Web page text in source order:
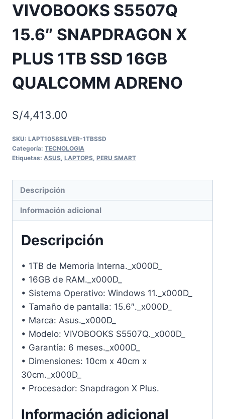
VIVOBOOKS S5507Q
15.6″ SNAPDRAGON X
PLUS 1TB SSD 16GB
QUALCOMM ADRENO
S/4,413.00
SKU: LAPT1058SILVER-1TBSSD
Categoría: TECNOLOGIA
Etiquetas: ASUS LAPTOPS PERU SMART
Descripción
Información adicional
Descripción
• 1TB de Memoria Interna._x000D_
• 16GB de RAM._x000D_
• Sistema Operativo: Windows 11._x000D_
• Tamaño de pantalla: 15.6″._x000D_
• Marca: Asus._x000D_
• Modelo: VIVOBOOKS S5507Q._x000D_
• Garantía: 6 meses._x000D_
• Dimensiones: 10cm x 40cm x
30cm._x000D_
• Procesador: Snapdragon X Plus.
Información adicional